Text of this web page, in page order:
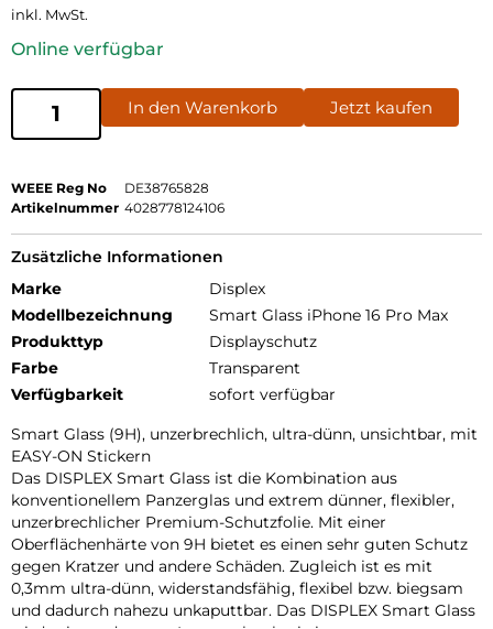
inkl. MwSt.
Online verfügbar
In den Warenkorb Jetzt kaufen
WEEE Reg No
DE38765828
Artikelnummer 4028778124106
Zusätzliche Informationen
Marke
Displex
Modellbezeichnung
Smart Glass iPhone 16 Pro Max
Produkttyp
Displayschutz
Farbe
Transparent
Verfügbarkeit
sofort verfügbar
Smart Glass (9H), unzerbrechlich, ultra-dünn, unsichtbar, mit
EASY-ON Stickern
Das DISPLEX Smart Glass ist die Kombination aus
konventionellem Panzerglas und extrem dünner, flexibler,
unzerbrechlicher Premium-Schutzfolie. Mit einer
Oberflächenhärte von 9H bietet es einen sehr guten Schutz
gegen Kratzer und andere Schäden. Zugleich ist es mit
0,3mm ultra-dünn, widerstandsfähig, flexibel bzw. biegsam
und dadurch nahezu unkaputtbar. Das DISPLEX Smart Glass